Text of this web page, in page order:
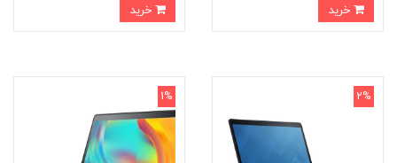
2%
1%